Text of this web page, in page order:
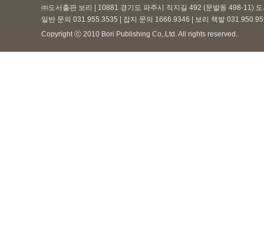
㈜도서출판 보리 | 10881 경기도 파주시 직지길 492 (문발동 498-11)
일반 문의 031.955.3535 | 잡지 문의 1666.9346 | 보리 책밭
Copyright ⓒ 2010 Bori Publishing Co,.Ltd. All rights reserved.